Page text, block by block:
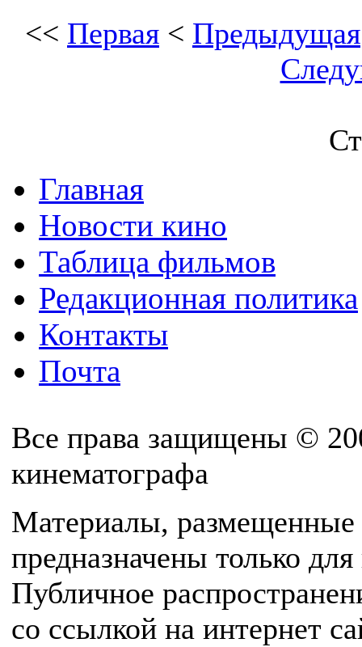
<< Первая < Предыдущая
Главная
Новости кино
Таблица фильмов
Редакционная политика
Контакты
Почта
Все права защищены ©
кинематографа
Материалы, размещенные
предназначены только
Публичное
со ссылкой на интернет